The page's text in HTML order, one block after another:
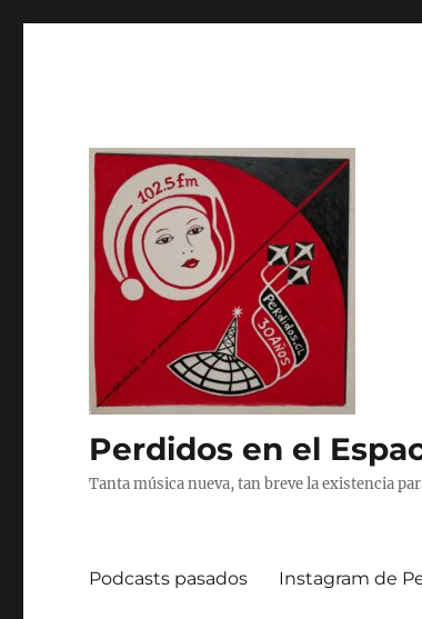
Perdidos en el
Tanta música nueva, tan breve la existencia
Podcasts pasados Instagram de